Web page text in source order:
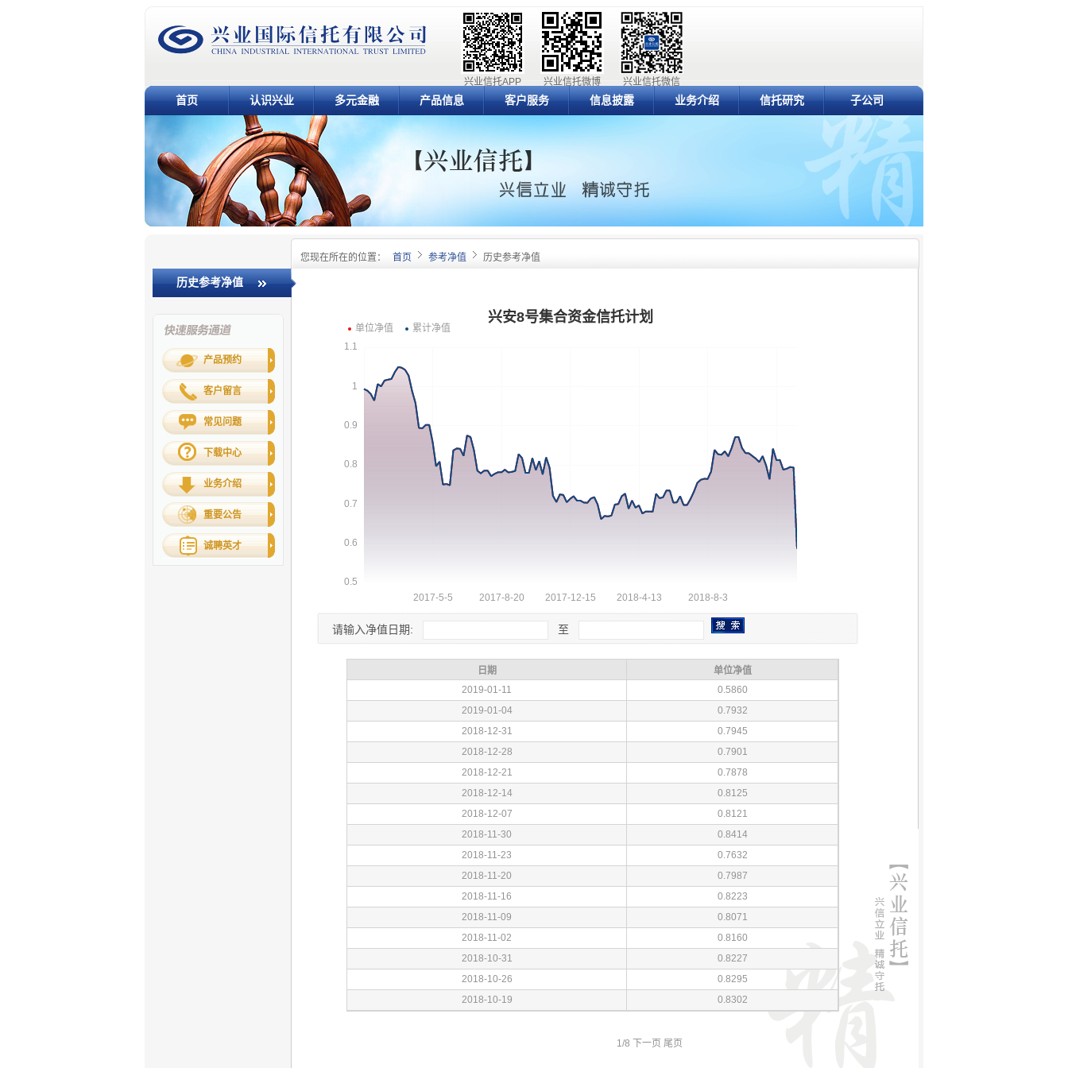
兴业信托微信
兴业信托微博
兴业信托APP
首页 认识兴业 多元金融 产品信息 客户服务 信息披露 业务介绍 信托研究 子公司
您现在所在的位置： 首页 参考净值 历史参考净值
历史参考净值
产品预约
客户留言
常见问题
下载中心
业务介绍
重要公告
诚聘英才
请输入净值日期: 至